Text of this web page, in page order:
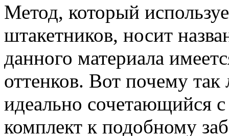
Метод, который
штакетников, носит
данного материала
оттенков. Вот почему
идеально сочетающийся
комплект к подобному